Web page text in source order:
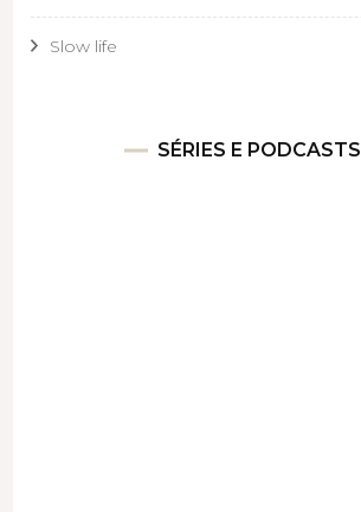
Slow life
SÉRIES E PODCASTS